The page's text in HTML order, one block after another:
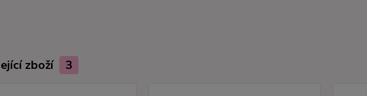
zboží 3